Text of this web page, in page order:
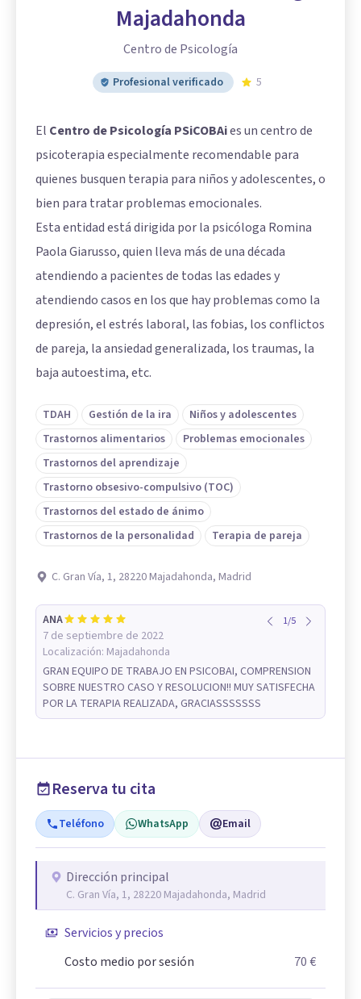
Majadahonda
Centro de Psicología
Profesional verificado 5
El Centro de Psicología PSiCOBAies un centro de
psicoterapia especialmente recomendable para
quienes busquen terapia para niños y adolescentes, o
bien para tratar problemas emocionales.
Esta entidad está dirigida por la psicóloga Romina
Paola Giarusso, quien lleva más de una década
atendiendo a pacientes de todas las edades y
atendiendo casos en los que hay problemas como la
depresión, el estrés laboral, las fobias, los conflictos
de pareja, la ansiedad generalizada, los traumas, la
baja autoestima, etc.
TDAH Gestión de la ira
Niños y adolescentes
Trastornos alimentarios
Problemas emocionales
Trastornos del aprendizaje
Trastorno obsesivo-compulsivo (TOC)
Trastornos del estado de ánimo
Trastornos de la personalidad
Terapia de pareja
C. Gran Vía, 1, 28220 Majadahonda, Madrid
ANA
7 de septiembre de 2022
Localización: Majadahonda
1/5
GRAN EQUIPO DE TRABAJO EN PSICOBAI, COMPRENSION
SOBRE NUESTRO CASO Y RESOLUCION!! MUY SATISFECHA
POR LA TERAPIA REALIZADA, GRACIASSSSSSS
Reserva tu cita
Teléfono WhatsApp Email
Dirección principal
C. Gran Vía, 1, 28220 Majadahonda, Madrid
Servicios y precios
Costo medio por sesión
70 €